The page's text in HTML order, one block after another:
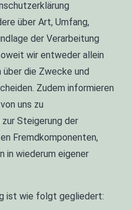
über Art, Umfang,
der Verarbeitung
wir entweder allein
die Zwecke und
Zudem informieren
uns zu
Steigerung der
Fremdkomponenten,
in wiederum eigener
ist wie folgt gegliedert: